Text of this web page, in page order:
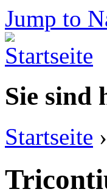
Jump to
Sie sind
Startseite ›